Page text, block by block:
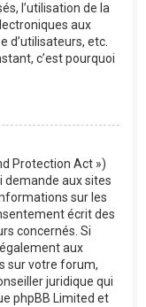
l’utilisation de la
aux
d’utilisateurs, etc.
c’est pourquoi
Protection Act »)
demande aux sites
sur les
écrit des
concernés. Si
aux
sur votre forum,
juridique qui
phpBB Limited et